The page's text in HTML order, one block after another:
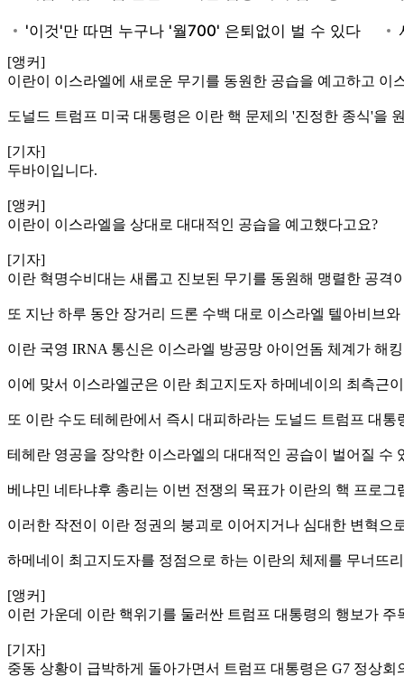
[앵커]
이란이 이스라엘에 새로운 무기를 동원한 공습을 예고하고
도널드 트럼프 미국 대통령은 이란 핵 문제의 '진정한 종식'을
[기자]
두바이입니다.
[앵커]
이란이 이스라엘을 상대로 대대적인 공습을 예고했다고요?
[기자]
이란 혁명수비대는 새롭고 진보된 무기를 동원해 맹렬한 공격
또 지난 하루 동안 장거리 드론 수백 대로 이스라엘 텔아비브
이란 국영 IRNA 통신은 이스라엘 방공망 아이언돔 체계가 해
이에 맞서 이스라엘군은 이란 최고지도자 하메네이의 최측근
또 이란 수도 테헤란에서 즉시 대피하라는 도널드 트럼프 대
테헤란 영공을 장악한 이스라엘의 대대적인 공습이 벌어질 수
베냐민 네타냐후 총리는 이번 전쟁의 목표가 이란의 핵 프로
이러한 작전이 이란 정권의 붕괴로 이어지거나 심대한 변혁으
하메네이 최고지도자를 정점으로 하는 이란의 체제를 무너뜨
[앵커]
이런 가운데 이란 핵위기를 둘러싼 트럼프 대통령의 행보가 주
[기자]
중동 상황이 급박하게 돌아가면서 트럼프 대통령은 G7 정상